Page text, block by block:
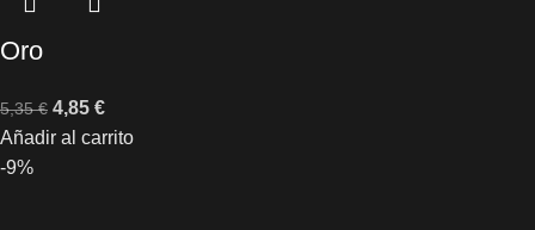
Oro
5,35€ 4,85 €
Añadir al carrito
-9%